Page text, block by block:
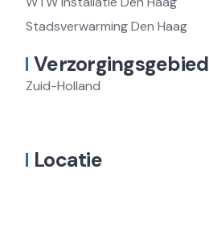
Stadsverwarming Den Haag
Verzorgingsgebied
Zuid-Holland
Locatie